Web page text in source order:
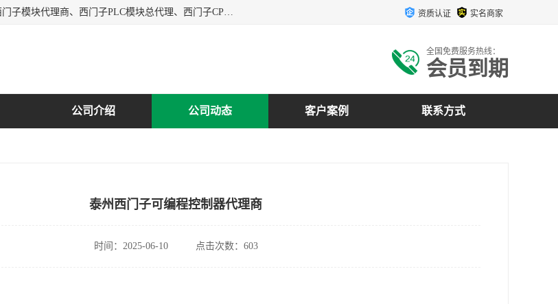
上海诗幕自动化设备有限公司是一家西门子授权分销商；主要负责：德国西门子模块代理商、西门子PLC模块总代理、西门子CPU模块代理商、西门子电缆代理、西门子触摸屏变频器总代理等专销售西门子各系列产品；实体公司，诚信经营，价格优势，品质保证，库存量大，供应！ 资质认证 实名商家
全国免费服务热线：
会员到期
公司介绍 公司动态 客户案例 联系方式
泰州西门子可编程控制器代理商
时间：2025-06-10 点击次数：603